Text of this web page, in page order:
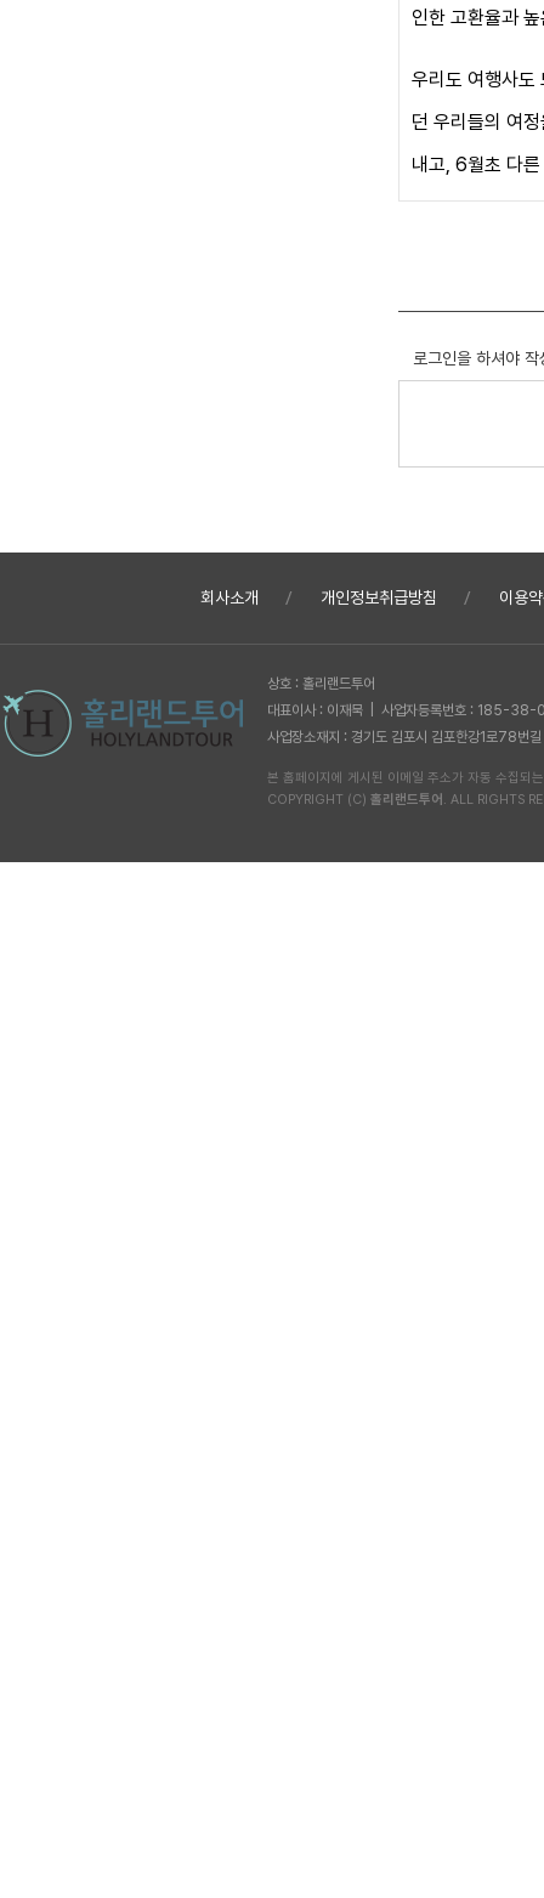
인한 고환율과
우리도 여행사도
던 우리들의 여
내고, 6월초 다
로그인을 하셔야
회사소개 개인정보취급방침 이용
상호 : 홀리랜드투어
대표이사 : 이재묵 | 사업자등록번호 : 185-
사업장소재지 : 경기도 김포시 김포한강1
본 홈페이지에 게시된 이메일 주소가 자동 수집되
COPYRIGHT (C) 홀리랜드투어 . ALL RIGHTS